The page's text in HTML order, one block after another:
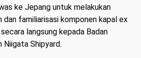
ke Jepang untuk melakukan
dan familiarisasi komponen kapal ex
langsung kepada Badan
Niigata Shipyard.